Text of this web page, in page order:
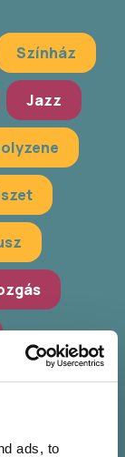
ads, to
Színház
Jazz